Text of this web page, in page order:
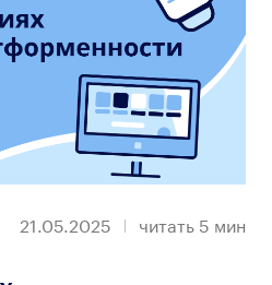
21.05.2025 читать 5 мин